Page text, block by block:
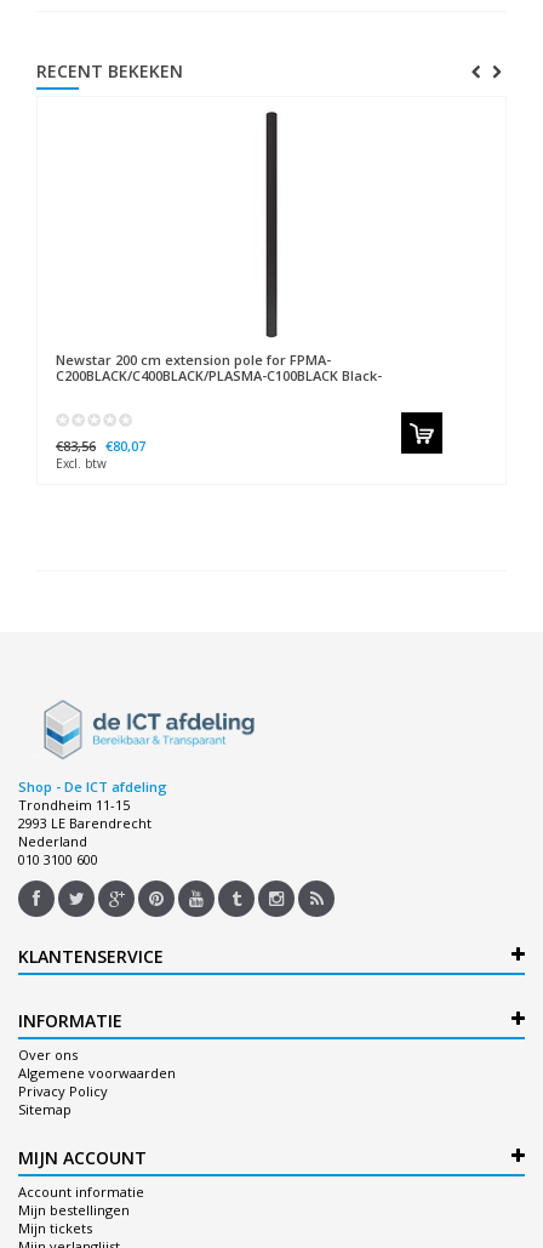
RECENT BEKEKEN
Newstar 200 cm extension pole for FPMA-
C200BLACK/C400BLACK/PLASMA-C100BLACK Black-
€83,56 €80,07
Excl. btw
Shop - De ICT afdeling
Trondheim 11-15
2993 LE Barendrecht
Nederland
010 3100 600
KLANTENSERVICE
INFORMATIE
Over ons
Algemene voorwaarden
Privacy Policy
Sitemap
MIJN ACCOUNT
Account informatie
Mijn bestellingen
Mijn tickets